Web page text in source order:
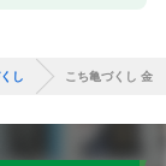
し こち亀づくし 金